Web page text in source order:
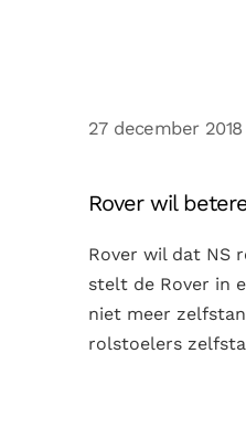
27 december 2018
Rover wil
Rover wil dat NS
stelt de Rover in
niet meer
rolstoelers